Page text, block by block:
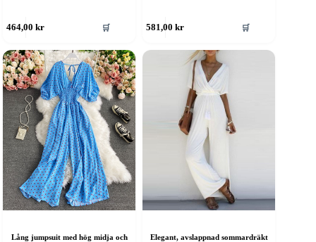
464,00kr 🛒 581,00kr 🛒
har
flera
varianter.
De
olika
alternativen
kan
väljas
på
produktsidan
Lång jumpsuit med hög midja och
Elegant, avslappnad sommardräkt